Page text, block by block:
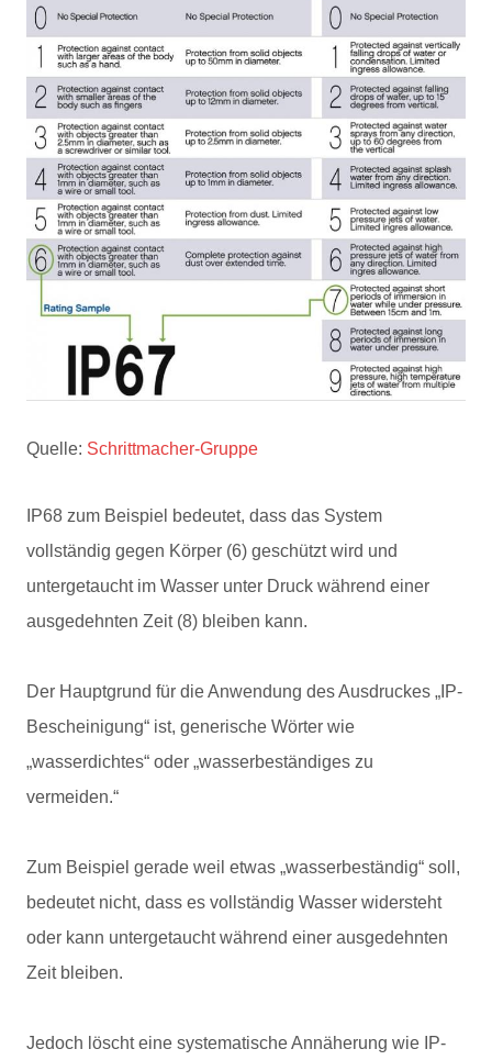
Quelle: Schrittmacher-Gruppe
IP68 zum Beispiel bedeutet, dass das System
vollständig gegen Körper (6) geschützt wird und
untergetaucht im Wasser unter Druck während einer
ausgedehnten Zeit (8) bleiben kann.
Der Hauptgrund für die Anwendung des Ausdruckes „IP-
Bescheinigung“ ist, generische Wörter wie
„wasserdichtes“ oder „wasserbeständiges zu
vermeiden.“
Zum Beispiel gerade weil etwas „wasserbeständig“ soll,
bedeutet nicht, dass es vollständig Wasser widersteht
oder kann untergetaucht während einer ausgedehnten
Zeit bleiben.
Jedoch löscht eine systematische Annäherung wie IP-